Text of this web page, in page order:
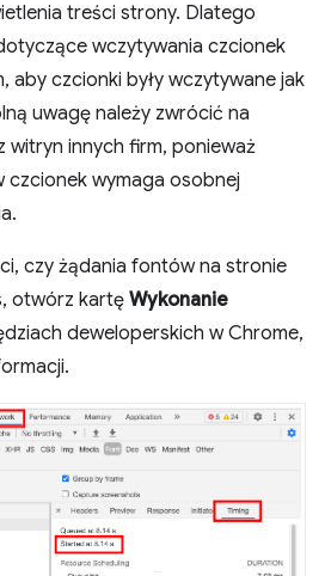
treści strony. Dlatego
wczytywania czcionek
aby czcionki były wczytywane jak
uwagę należy zwrócić na
witryn innych firm, ponieważ
wymaga osobnej
czy żądania fontów na stronie
otwórz kartę Wykonanie
deweloperskich w Chrome,